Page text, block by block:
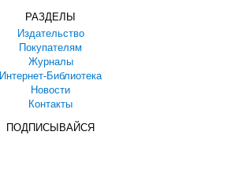
РАЗДЕЛЫ
Издательство
Покупателям
Журналы
Интернет-Библиотека
Новости
Контакты
ПОДПИСЫВАЙСЯ